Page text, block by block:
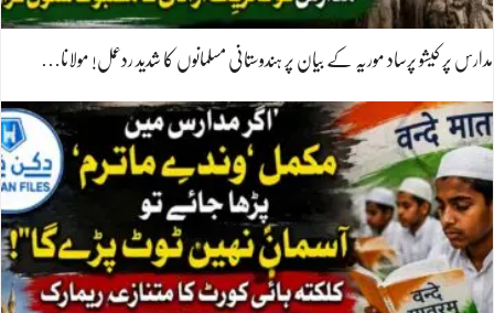
مدارس پر کیشو پرساد موریہ کے بیان پر ہندوستانی مسلمانوں کا شدید ردعمل! مولانا…